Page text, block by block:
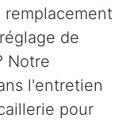
de
Notre
l'entretien
pour